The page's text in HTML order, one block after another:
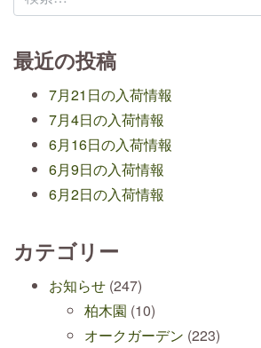
最近の投稿
7月21日の入荷情報
7月4日の入荷情報
6月16日の入荷情報
6月9日の入荷情報
6月2日の入荷情報
カテゴリー
お知らせ (247)
柏木園 (10)
オークガーデン (223)